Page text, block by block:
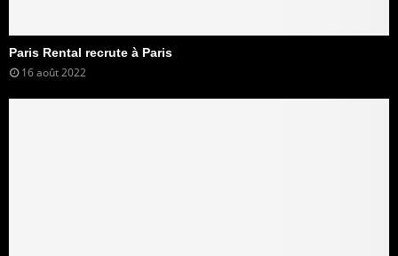
Paris Rental recrute à Paris
16 août 2022